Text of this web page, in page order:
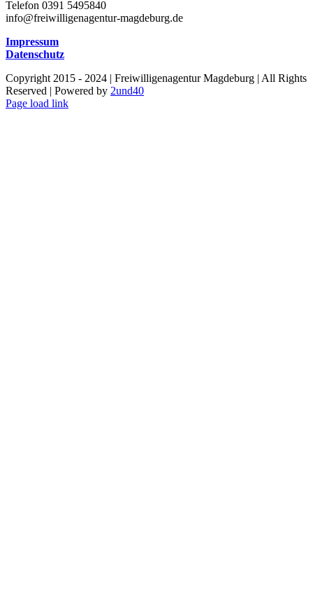
Telefon 0391 5495840
info@freiwilligenagentur-magdeburg.de
Impressum
Datenschutz
Copyright 2015 - 2024 | Freiwilligenagentur Magdeburg | All Rights
Reserved | Powered by 2und40
Facebook
Instagram
YouTube
Page load link